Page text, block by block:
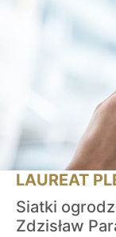
LAUREAT
Siatki
Zdzisław